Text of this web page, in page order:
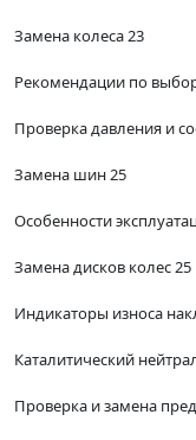
Замена колеса 23
Рекомендации по
Проверка давления и
Замена шин 25
Особенности
Замена дисков колес 25
Индикаторы износа
Каталитический
Проверка и замена